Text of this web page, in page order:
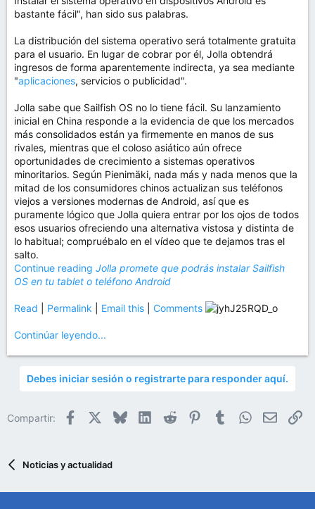
bastante fácil", han sido sus palabras.
La distribución del sistema operativo será totalmente gratuita
para el usuario. En lugar de cobrar por él, Jolla obtendrá
ingresos de forma aparentemente indirecta, ya sea mediante
"aplicaciones, servicios o publicidad".
Jolla sabe que Sailfish OS no lo tiene fácil. Su lanzamiento
inicial en China responde a la evidencia de que los mercados
más consolidados están ya firmemente en manos de sus
rivales, mientras que el coloso asiático aún ofrece
oportunidades de crecimiento a sistemas operativos
minoritarios. Según Pienimäki, nada más y nada menos que la
mitad de los consumidores chinos actualizan sus teléfonos
viejos a versiones modernas de Android, así que es
puramente lógico que Jolla quiera entrar por los ojos de todos
esos usuarios ofreciendo una alternativa vistosa y distinta de
lo habitual; compruébalo en el vídeo que te dejamos tras el
salto.
Continue reading Jolla promete que podrás instalar Sailfish
OS en tu tablet o teléfono Android
Read Permalink Email this Comments
Continúar leyendo...
Debes iniciar sesión o registrarte para responder aquí.
Compartir: Facebook BlueskyLinkedIn
Reddit PinterestTumblrWhatsApp
Email
Noticias y actualidad